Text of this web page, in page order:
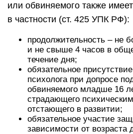
или обвиняемого также
в частности (ст. 425 УПК РФ):
продолжительность – не
и не свыше 4 часов в
течение дня;
обязательное
психолога при допросе
обвиняемого младше 16
страдающего
отстающего в развитии;
обязательное участие
зависимости от возраста